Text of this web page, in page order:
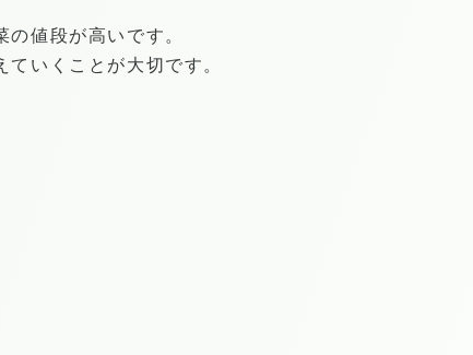
値段が高いです。
いくことが大切です。